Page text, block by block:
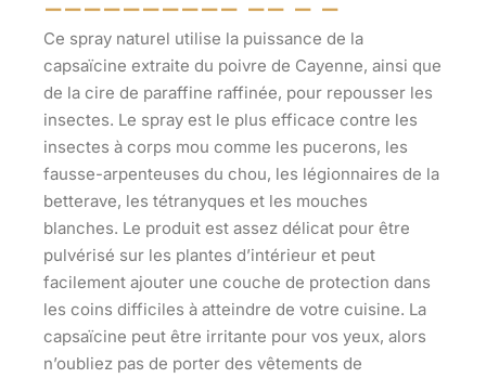
Ce spray naturel utilise la puissance de la
capsaïcine extraite du poivre de Cayenne, ainsi que
de la cire de paraffine raffinée, pour repousser les
insectes. Le spray est le plus efficace contre les
insectes à corps mou comme les pucerons, les
fausse-arpenteuses du chou, les légionnaires de la
betterave, les tétranyques et les mouches
blanches. Le produit est assez délicat pour être
pulvérisé sur les plantes d’intérieur et peut
facilement ajouter une couche de protection dans
les coins difficiles à atteindre de votre cuisine. La
capsaïcine peut être irritante pour vos yeux, alors
n’oubliez pas de porter des vêtements de